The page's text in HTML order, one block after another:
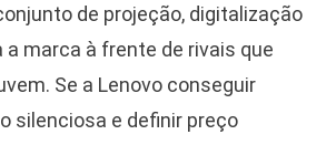
de projeção, digitalização
a marca à frente de rivais que
Se a Lenovo conseguir
silenciosa e definir preço